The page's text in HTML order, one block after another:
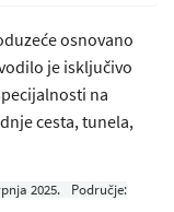
osnovano
je isključivo
na
cesta, tunela,
2025.
Područje: